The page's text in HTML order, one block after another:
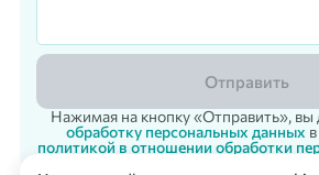
Отправить
Нажимая на кнопку «Отправить», вы
обработку персональных данных
политикой в отношении обработки